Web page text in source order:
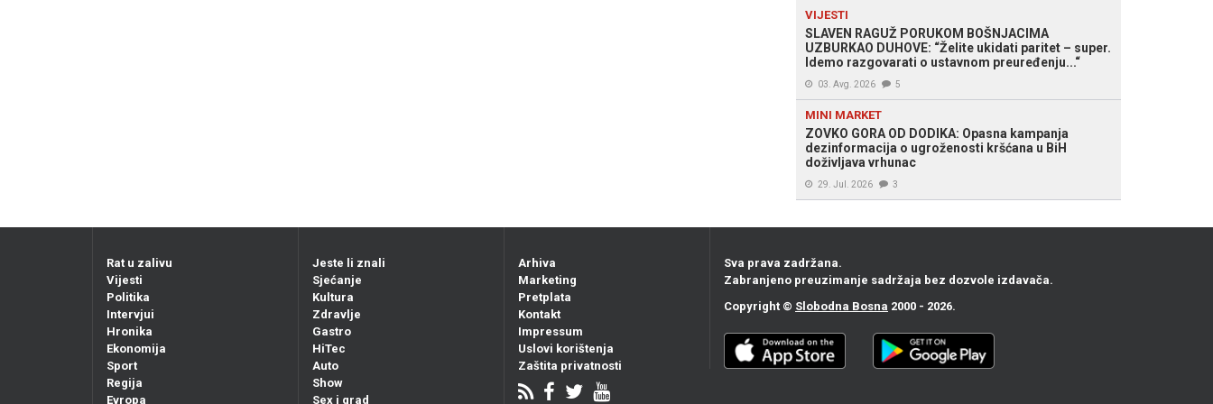
VIJESTI
SLAVEN RAGUŽ PORUKOM BOŠNJACIMA
UZBURKAO DUHOVE: “Želite ukidati paritet – super.
Idemo razgovarati o ustavnom preuređenju...“
03. Avg. 2026 5
MINI MARKET
ZOVKO GORA OD DODIKA: Opasna kampanja
dezinformacija o ugroženosti kršćana u BiH
doživljava vrhunac
29. Jul. 2026 3
Rat u zalivu
Vijesti
Politika
Intervjui
Hronika
Ekonomija
Sport
Regija
Evropa
Jeste li znali
Sjećanje
Kultura
Zdravlje
Gastro
HiTec
Auto
Show
Sex i grad
Arhiva
Marketing
Pretplata
Kontakt
Impressum
Uslovi korištenja
Zaštita privatnosti
Sva prava zadržana.
Zabranjeno preuzimanje sadržaja bez dozvole izdavača.
Copyright © Slobodna Bosna 2000 - 2026.